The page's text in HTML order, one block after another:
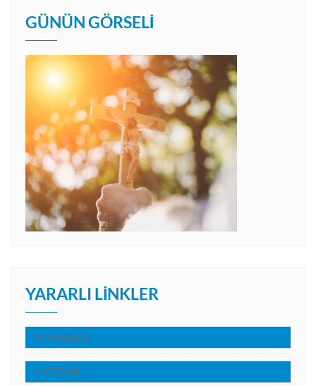
GÜNÜN GÖRSELI
YARARLI LINKLER
Anasayfa
FORUM